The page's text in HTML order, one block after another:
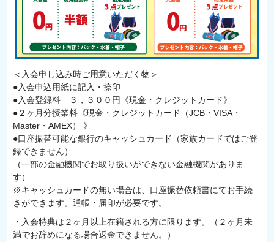
＜入会申し込み時ご用意いただく物＞
●入会申込用紙に記入・捺印
●入会登録料 ３，３００円《現金・クレジットカード》
●２ヶ月分授業料《現金・クレジットカード（JCB・VISA・
Master・AMEX） 》
●口座振替可能な銀行のキャッシュカード（家族カードではご登
録できません）
（一部の金融機関でお取り扱いができない金融機関がありま
す）
※キャッシュカードの無い場合は、口座振替依頼書にてお手続
きができます。通帳・届印が必要です。
・入会特典は２ヶ月以上在籍される方に限ります。（２ヶ月未
満でお辞めになる場合返金できません。）